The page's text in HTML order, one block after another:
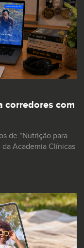
corredores com
de "Nutrição para
Academia Clínicas